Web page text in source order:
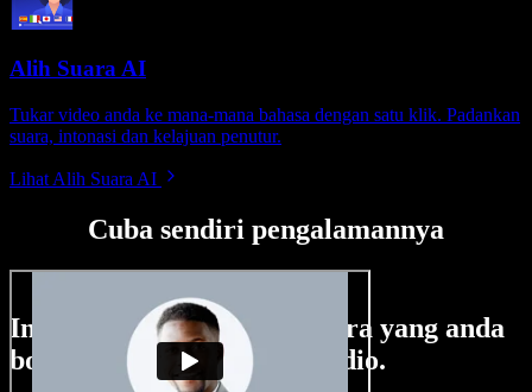
Alih Suara AI
Tukar video anda ke mana-mana bahasa dengan satu klik. Padankan
suara, intonasi dan kelajuan penutur.
Lihat Alih Suara AI
Cuba sendiri pengalamannya
Ini hanya sebahagian perkara yang anda
boleh buat di Speechify Studio.